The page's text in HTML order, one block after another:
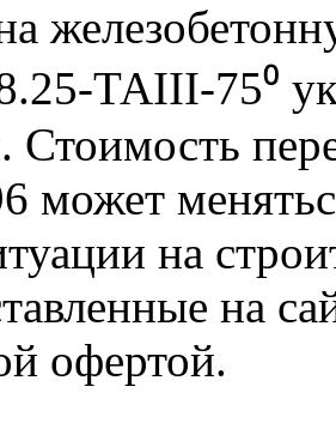
ТАIII-75⁰
Стоимость
может
на
на
офертой.